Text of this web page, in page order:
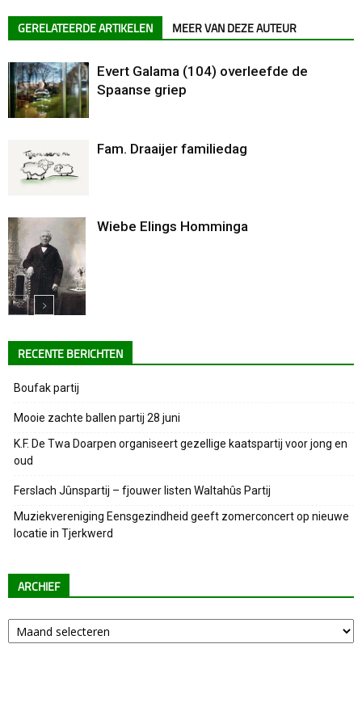
GERELATEERDE ARTIKELEN MEER VAN DEZE AUTEUR
Evert Galama (104) overleefde de
Spaanse griep
Fam. Draaijer familiedag
Wiebe Elings Homminga
RECENTE BERICHTEN
Boufak partij
Mooie zachte ballen partij 28 juni
K.F. De Twa Doarpen organiseert gezellige kaatspartij voor jong en
oud
Ferslach Jûnspartij – fjouwer listen Waltahûs Partij
Muziekvereniging Eensgezindheid geeft zomerconcert op nieuwe
locatie in Tjerkwerd
ARCHIEF
Archief